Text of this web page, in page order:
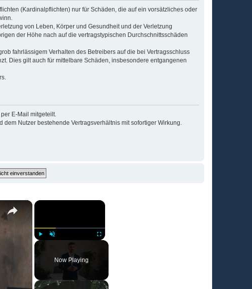
(Kardinalpflichten) nur für Schäden, die auf ein vorsätzliches oder
von Leben, Körper und Gesundheit und der Verletzung
der Höhe nach auf die vertragstypischen Durchschnittsschäden
fahrlässigem Verhalten des Betreibers auf die bei Vertragsschluss
Dies gilt auch für mittelbare Schäden, insbesondere entgangenen
E-Mail mitgeteilt.
Nutzer bestehende Vertragsverhältnis mit sofortiger Wirkung.
×
Fullscreen
Now Playing
×